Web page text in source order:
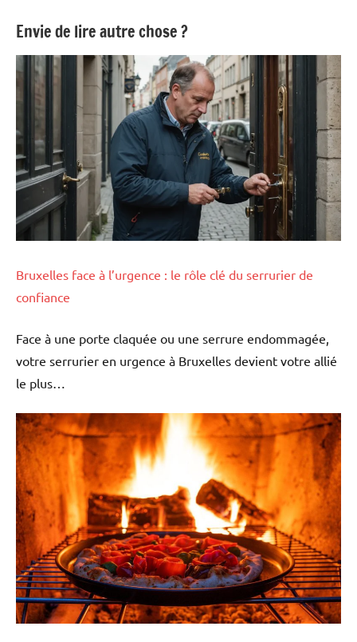
Envie de lire autre chose ?
Bruxelles face à l’urgence : le rôle clé du serrurier de
confiance
Face à une porte claquée ou une serrure endommagée,
votre serrurier en urgence à Bruxelles devient votre allié
le plus…